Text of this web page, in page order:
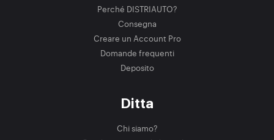
Perché DISTRIAUTO?
Consegna
Creare un Account Pro
Domande frequenti
Deposito
Ditta
Chi siamo?